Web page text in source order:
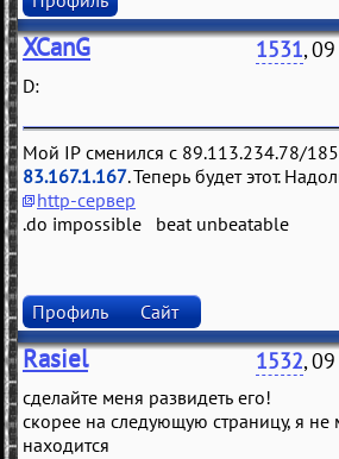
XCanG 1531,
D:
Мой IP сменился с 89.113.234.78/
83.167.1.167. Теперь будет этот.
http-сервер
.do impossible beat unbeatable
Профиль Сайт
Rasiel 1532,
сделайте меня развидеть его!
скорее на следующую страницу, я не
находится